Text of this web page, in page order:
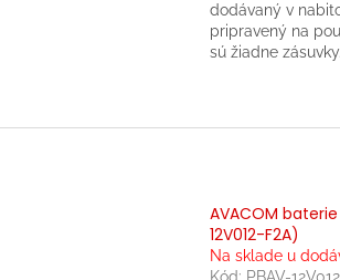
dodávaný v
pripravený na
sú žiadne zásuvky.
AVACOM baterie
12V012-F2A)
Na sklade u